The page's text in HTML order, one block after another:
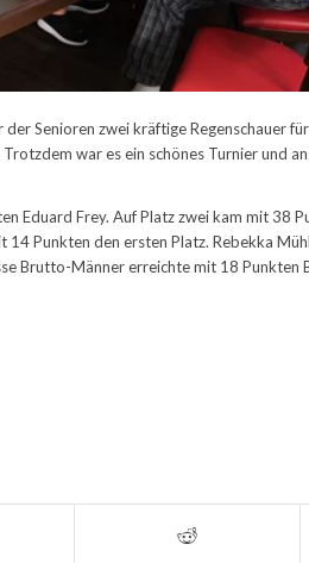
Senioren zwei kräftige Regenschauer
war es ein schönes Turnier und
Eduard Frey. Auf Platz zwei kam mit 38
Punkten den ersten Platz. Rebekka
Brutto-Männer erreichte mit 18 Punkten